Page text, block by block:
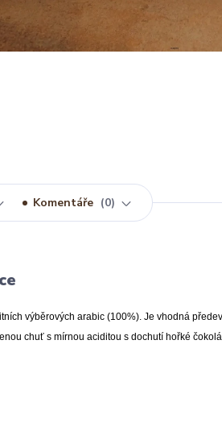
Komentáře 0
výběrových arabic (100%). Je vhodná
chuť s mírnou aciditou s dochutí hořké